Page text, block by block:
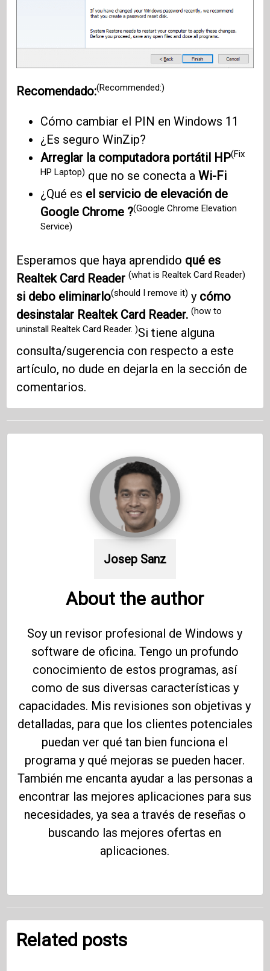
Recomendado:(Recommended:)
Cómo cambiar el PIN en Windows 11
¿Es seguro WinZip?
Arreglar la computadora portátil HP(Fix
HP Laptop) que no se conecta aWi-Fi
¿Qué es el servicio de elevación de
Google Chrome ?(Google Chrome Elevation
Service)
Esperamos que haya aprendido qué es
Realtek Card Reader(what is Realtek Card Reader)
si debo eliminarlo(should I remove it) y cómo
desinstalar Realtek Card Reader.(how to
uninstall Realtek Card Reader. )Si tiene alguna
consulta/sugerencia con respecto a este
artículo, no dude en dejarla en la sección de
comentarios.
Josep Sanz
About the author
Soy un revisor profesional de Windows y
software de oficina. Tengo un profundo
conocimiento de estos programas, así
como de sus diversas características y
capacidades. Mis revisiones son objetivas y
detalladas, para que los clientes potenciales
puedan ver qué tan bien funciona el
programa y qué mejoras se pueden hacer.
También me encanta ayudar a las personas a
encontrar las mejores aplicaciones para sus
necesidades, ya sea a través de reseñas o
buscando las mejores ofertas en
aplicaciones.
Related posts